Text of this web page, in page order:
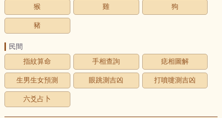
猴 雞 狗
豬
民間
指紋算命
手相查詢 痣相圖解
生男生女預測 眼跳測吉凶 打噴嚏測吉凶
六爻占卜